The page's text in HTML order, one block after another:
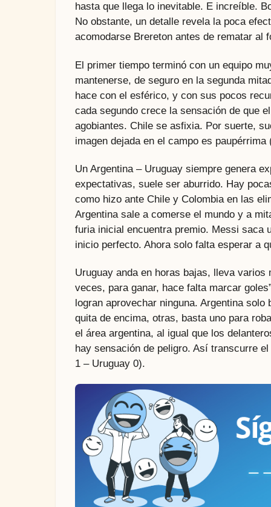
hasta que llega lo inevitable. E increíble.
No obstante, un detalle revela la poca
acomodarse Brereton antes de rematar al
El primer tiempo terminó con un equipo
mantenerse, de seguro en la segunda
hace con el esférico, y con sus pocos
cada segundo crece la sensación de que
agobiantes. Chile se asfixia. Por suerte,
imagen dejada en el campo es
Un Argentina – Uruguay siempre genera
expectativas, suele ser aburrido. Hay
como hizo ante Chile y Colombia en las
Argentina sale a comerse el mundo y a
furia inicial encuentra premio. Messi saca
inicio perfecto. Ahora solo falta esperar a
Uruguay anda en horas bajas, lleva
veces, para ganar, hace falta marcar
logran aprovechar ninguna. Argentina
quita de encima, otras, basta uno para
el área argentina, al igual que los
hay sensación de peligro. Así transcurre
1 – Uruguay 0).